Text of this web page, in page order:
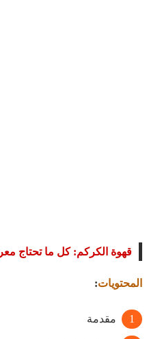
قهوة الكركم: كل ما تحتاج
المحتويات:
مقدمة